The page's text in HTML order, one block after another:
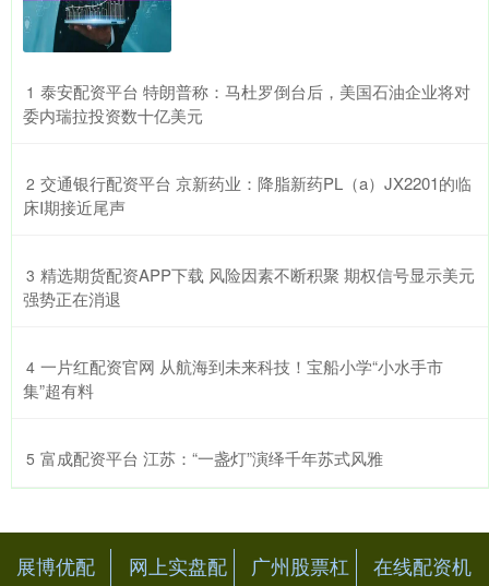
1 ​泰安配资平台 特朗普称：马杜罗倒台后，美国石油企业将对
委内瑞拉投资数十亿美元
2 ​交通银行配资平台 京新药业：降脂新药PL（a）JX2201的临
床I期接近尾声
3 ​精选期货配资APP下载 风险因素不断积聚 期权信号显示美元
强势正在消退
4 ​一片红配资官网 从航海到未来科技！宝船小学“小水手市
集”超有料
5 ​富成配资平台 江苏：“一盏灯”演绎千年苏式风雅
展博优配
网上实盘配
广州股票杠
在线配资机